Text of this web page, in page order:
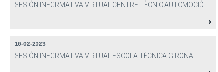
SESIÓN INFORMATIVA VIRTUAL CENTRE TÈCNIC AUTOMOCIÓ
16-02-2023
SESIÓN INFORMATIVA VIRTUAL ESCOLA TÈCNICA GIRONA